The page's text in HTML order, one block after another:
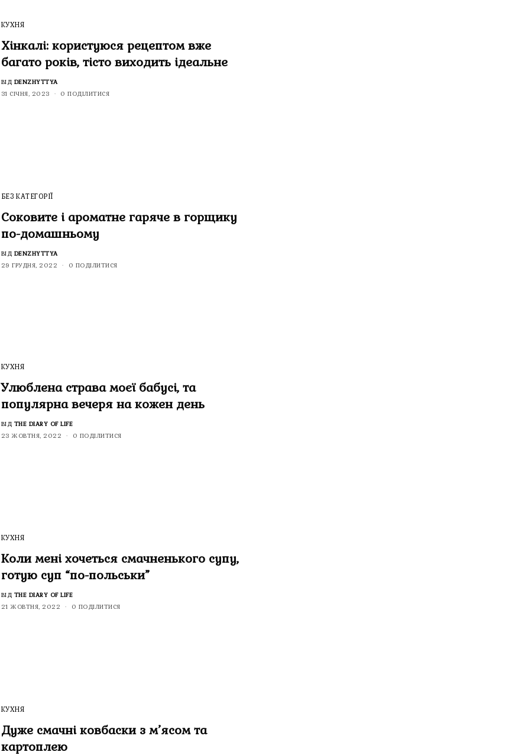
КУХНЯ
Хінкалі: користуюся рецептом вже
багато років, тісто виходить ідеальне
ВІД DENZHYTTYA
31 СІЧНЯ, 2023
0 ПОДІЛИТИСЯ
БЕЗ КАТЕГОРІЇ
Соковите і ароматне гаряче в горщику
по-домашньому
ВІД DENZHYTTYA
29 ГРУДНЯ, 2022
0 ПОДІЛИТИСЯ
КУХНЯ
Улюблена страва моєї бабусі, та
популярна вечеря на кожен день
ВІД THE DIARY OF LIFE
23 ЖОВТНЯ, 2022
0 ПОДІЛИТИСЯ
КУХНЯ
Коли мені хочеться смачненького супу,
готую суп “по-польськи”
ВІД THE DIARY OF LIFE
21 ЖОВТНЯ, 2022
0 ПОДІЛИТИСЯ
КУХНЯ
Дуже смачні ковбаски з м’ясом та
картоплею